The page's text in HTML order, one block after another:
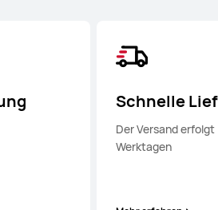
Schnelle
Der Versand erfolgt
Werktagen